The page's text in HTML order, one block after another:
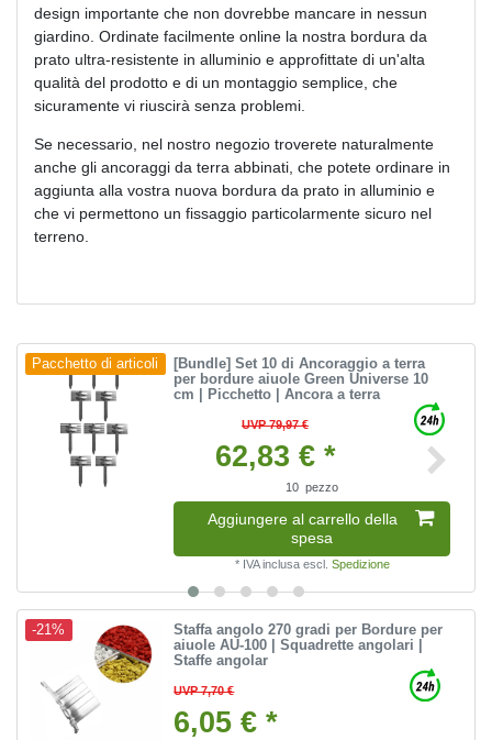
design importante che non dovrebbe mancare in nessun
giardino. Ordinate facilmente online la nostra bordura da
prato ultra-resistente in alluminio e approfittate di un'alta
qualità del prodotto e di un montaggio semplice, che
sicuramente vi riuscirà senza problemi.
Se necessario, nel nostro negozio troverete naturalmente
anche gli ancoraggi da terra abbinati, che potete ordinare in
aggiunta alla vostra nuova bordura da prato in alluminio e
che vi permettono un fissaggio particolarmente sicuro nel
terreno.
Pacchetto di articoli
[Bundle] Set 10 di Ancoraggio a terra
per bordure aiuole Green Universe 10
cm | Picchetto | Ancora a terra
UVP 79,97 €
62,83 € *
10 pezzo
Aggiungere al carrello della
spesa
* IVA inclusaescl. Spedizione
-21%
Staffa angolo 270 gradi per Bordure per
aiuole AU-100 | Squadrette angolari |
Staffe angolar
UVP 7,70 €
6,05 € *